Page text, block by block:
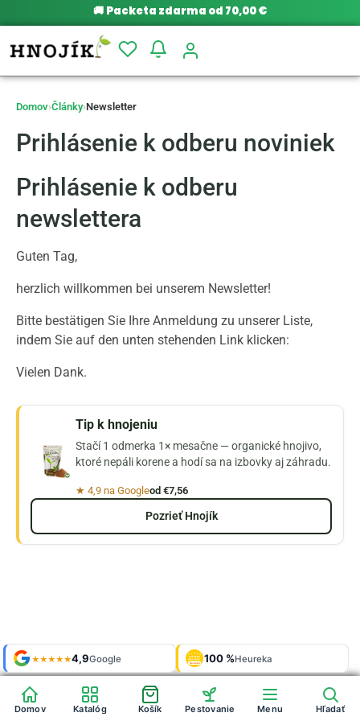
🚚 Packeta zdarma od 70,00 €
Domov›Články›Newsletter
Prihlásenie k odberu noviniek
Prihlásenie k odberu
newslettera
Guten Tag,
herzlich willkommen bei unserem Newsletter!
Bitte bestätigen Sie Ihre Anmeldung zu unserer Liste,
indem Sie auf den unten stehenden Link klicken:
Vielen Dank.
Tip k hnojeniu
Stačí 1 odmerka 1× mesačne — organické hnojivo,
ktoré nepáli korene a hodí sa na izbovky aj záhradu.
★ 4,9 na Googleod €7,56
Pozrieť Hnojík
★★★★★4,9Google OVĚŘENO
ZÁKAZNÍKY
Heureka 100 %Heureka
Shop roku'24 + '25 Galerie925 fotek
Domov Katalóg Košík Pestovanie Menu Hľadať
★★★★★4,9Google OVĚŘENO
ZÁKAZNÍKY
Heureka 100 %Heureka
Shop roku'24 + '25 Galerie925 fotek
Domov Katalóg Košík Pestovanie Menu Hľadať